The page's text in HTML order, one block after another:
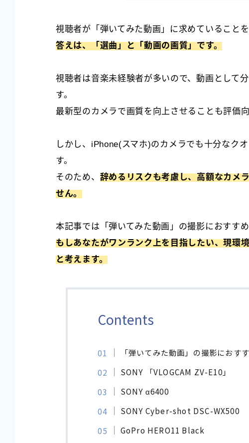
視聴者が「弾いてみた動画」に求めていること
答えは、「選曲」と「動画の画質」です。
視聴者は音楽未経験者が多いので、動画として
す。
最新型のカメラで画質を向上させることも評価
しかし、iPhone(スマホ)のカメラでも十分なク
す。
そのため、 辞めるリスクも考慮し、高額なカメ
せん。
本記事では「弾いてみた動画」の撮影におすす
もしあなたがワンランク上を目指したい、現環
と考えます。
Contents
「弾いてみた動画」の撮影におす
SONY 「VLOGCAM ZV-E10」
SONY α6400
SONY Cyber-shot DSC-WX500
GoPro HERO11 Black